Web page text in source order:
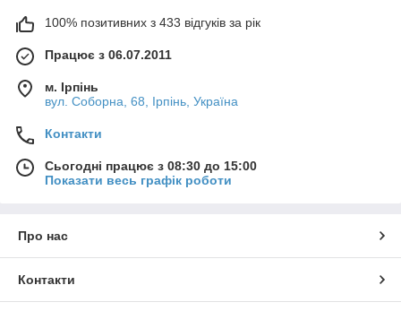
100% позитивних з 433 відгуків за рік
Працює з 06.07.2011
м. Ірпінь
вул. Соборна, 68, Ірпінь, Україна
Контакти
Сьогодні працює з 08:30 до 15:00
Показати весь графік роботи
Про нас
Контакти